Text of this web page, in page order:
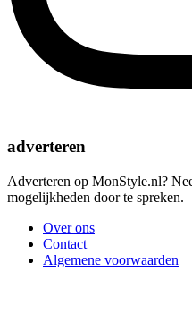
adverteren
Adverteren op MonStyle.nl?
mogelijkheden door te spreken.
Over ons
Contact
Algemene voorwaarden